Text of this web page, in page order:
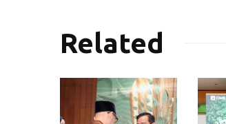
Related